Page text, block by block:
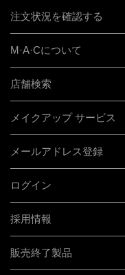
注文状況を確認する
M·A·Cについて
店舗検索
メイクアップ サービス
メールアドレス登録
ログイン
採用情報
販売終了製品